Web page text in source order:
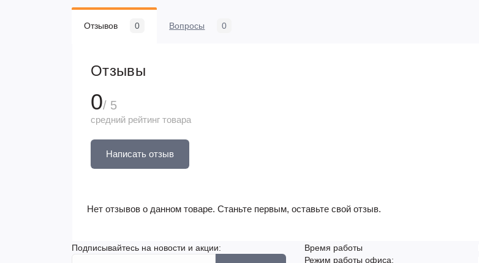
Отзывов 0 Вопросы 0
Отзывы
0/ 5
средний рейтинг товара
Написать отзыв
Нет отзывов о данном товаре. Станьте первым, оставьте свой отзыв.
Подписывайтесь на новости и акции:
Время работы
Режим работы офиса: